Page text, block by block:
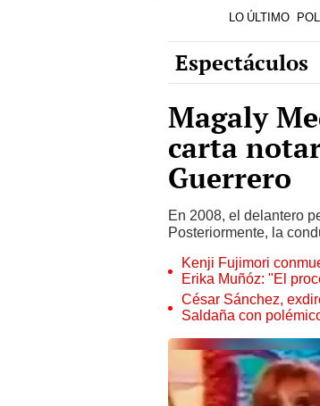
LO ÚLTIMO
Espectáculos
Magaly
carta
Guerrero
En 2008, el delantero
Posteriormente, la
Kenji Fujimori
Erika Muñóz: "El
César Sánchez,
Saldaña con